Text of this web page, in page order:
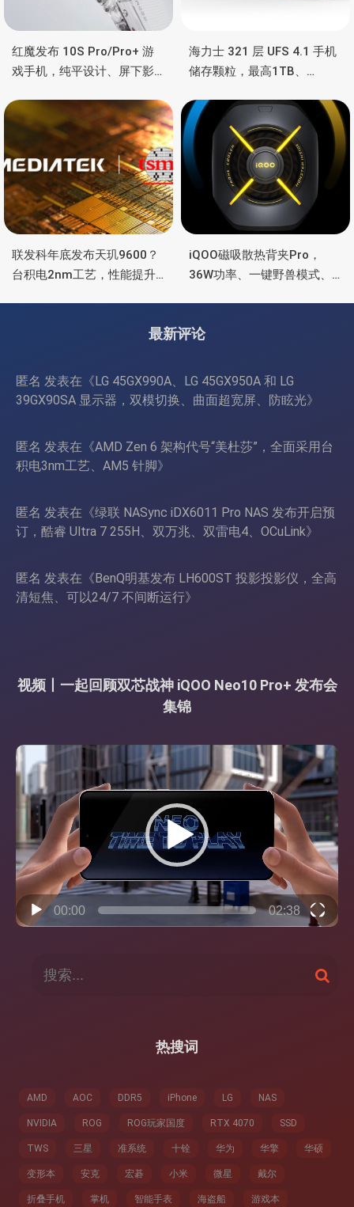
红魔发布 10S Pro/Pro+ 游
戏手机，纯平设计、屏下影
版、液态金属导热
海力士 321 层 UFS 4.1 手机
储存颗粒，最高1TB、
联发科年底发布天玑9600？
台积电2nm工艺，性能提升
iQOO磁吸散热背夹Pro，
36W功率、一键野兽模式、
最新评论
匿名 发表在《LG 45GX990A、LG 45GX950A 和 LG
39GX90SA 显示器，双模切换、曲面超宽屏、防眩光》
匿名 发表在《AMD Zen 6 架构代号“美杜莎”，全面采用台
积电3nm工艺、AM5 针脚》
匿名 发表在《绿联 NASync iDX6011 Pro NAS 发布开启预
订，酷睿 Ultra 7 255H、双万兆、双雷电4、OCuLink》
匿名 发表在《BenQ明基发布 LH600ST 投影投影仪，全高
清短焦、可以24/7 不间断运行》
视频丨一起回顾双芯战神 iQOO Neo10 Pro+ 发布会
集锦
视
频
播
放
00:00 02:38
搜
索
热搜词
AMD AOC DDR5 iPhone LG NAS
NVIDIA ROG ROG玩家国度 RTX 4070 SSD
TWS 三星 准系统 十铨 华为 华擎 华硕
变形本 安克 宏碁 小米 微星 戴尔
折叠手机 掌机 智能手表 海盗船 游戏本